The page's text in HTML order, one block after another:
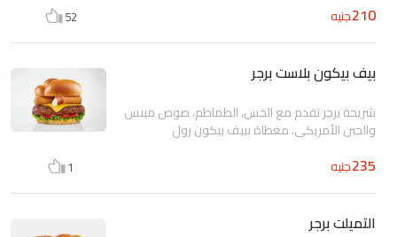
210جنيه 52
بيف بيكون بلاست برجر
شريحة برجر تقدم مع الخس، الطماطم، صوص مينس
والجبن الأمريكي، مغطاة ببيف بيكون رول
235جنيه 1
التميلت برجر